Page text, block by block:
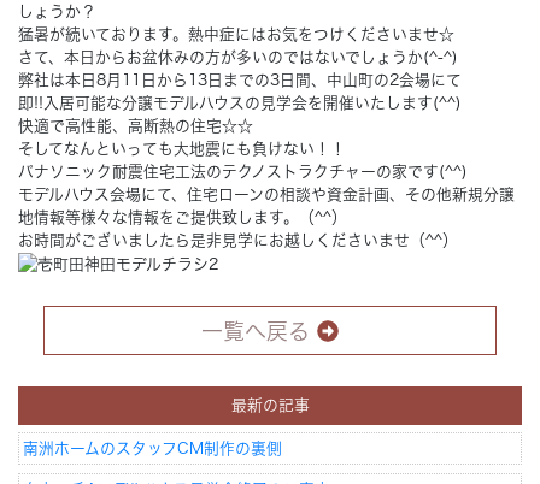
Works 施工実例集
Voice お客様の声
Blog 暮らしのコラム
Concept コンセプト
テクノストラクチャーEX
しょうか？
猛暑が続いております。熱中症にはお気をつけくださいませ☆
さて、本日からお盆休みの方が多いのではないでしょうか(^-^)
弊社は本日8月11日から13日までの3日間、中山町の2会場にて
即!!入居可能な分譲モデルハウスの見学会を開催いたします(^^)
快適で高性能、高断熱の住宅☆☆
そしてなんといっても大地震にも負けない！！
パナソニック耐震住宅工法のテクノストラクチャーの家です(^^)
モデルハウス会場にて、住宅ローンの相談や資金計画、その他新規分譲
地情報等様々な情報をご提供致します。（^^）
お時間がございましたら是非見学にお越しくださいませ（^^）
一覧へ戻る
最新の記事
南洲ホームのスタッフCM制作の裏側